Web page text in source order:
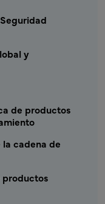
productos
y
de productos
cadena de
productos